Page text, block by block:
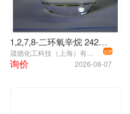
1,2,7,8-二环氧辛烷 2426-07-5
VIP
2026-08-07
询价